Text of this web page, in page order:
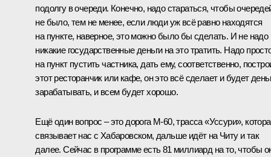
подолгу в очереди. Конечно, надо стараться, чтобы
не было, тем не менее, если люди уж всё равно находятся
на пункте, наверное, это можно было бы сделать. И не надо
никакие государственные деньги на это тратить. Надо
на пункт пустить частника, дать ему, соответственно,
этот ресторанчик или кафе, он это всё сделает и будет
зарабатывать, и всем будет хорошо.
Ещё один вопрос – это дорога М‑60, трасса «Уссури»,
связывает нас с Хабаровском, дальше идёт на Читу и так
далее. Сейчас в программе есть 81 миллиард на то, чтобы